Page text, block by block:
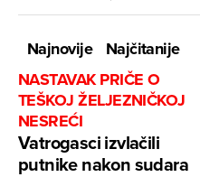
Najnovije
Najčitanije
NASTAVAK PRIČE O
TEŠKOJ ŽELJEZNIČKOJ
NESREĆI
Vatrogasci izvlačili
putnike nakon sudara